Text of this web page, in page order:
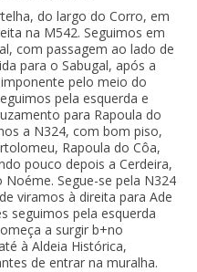
do largo do Corro, em
na M542. Seguimos em
com passagem ao lado de
para o Sabugal, após a
pelo meio do
pela esquerda e
para Rapoula do
a N324, com bom piso,
Rapoula do Côa,
pouco depois a Cerdeira,
Segue-se pela N324
viramos à direita para Ade
seguimos pela esquerda
a surgir b+no
à Aldeia Histórica,
de entrar na muralha.